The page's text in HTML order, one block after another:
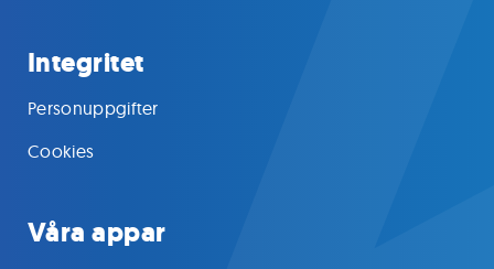
Integritet
Personuppgifter
Cookies
Våra appar